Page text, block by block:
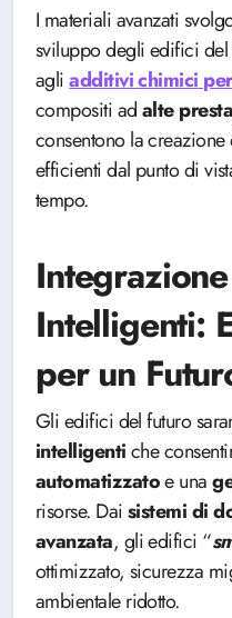
I materiali avanzati
sviluppo degli edifici del
agliadditivichimici
compositi adalte
consentono la
efficienti dal punto di
tempo.
Intelligenti:
per un
Gli edifici del futuro
intelligentiche
automatizzatoe una
risorse. Daisistemi di
avanzata, gli edifici “
ottimizzato, sicurezza
ambientale ridotto.